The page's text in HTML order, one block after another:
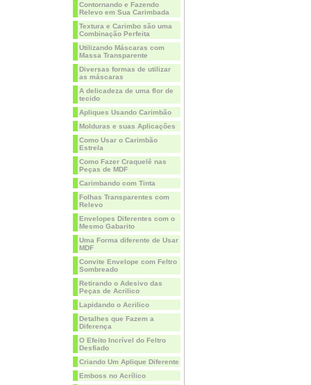
Contornando e Fazendo
Relevo em Sua Carimbada
Textura e Carimbo são uma
Combinação Perfeita
Utilizando Máscaras com
Massa Transparente
Diversas formas de utilizar
as máscaras
A delicadeza de uma flor de
tecido
Apliques Usando Carimbão
Molduras e suas Aplicações
Como Usar o Carimbão
Estrela
Como Fazer Craquelê nas
Peças de MDF
Carimbando com Tinta
Folhas Transparentes com
Relevo
Envelopes Diferentes com o
Mesmo Gabarito
Uma Forma diferente de Usar
MDF
Convite Envelope com Feltro
Sombreado
Retirando o Adesivo das
Peças de Acrilico
Lapidando o Acrilico
Detalhes que Fazem a
Diferença
O Efeito Incrível do Feltro
Desfiado
Criando Um Aplique Diferente
Emboss no Acrílico